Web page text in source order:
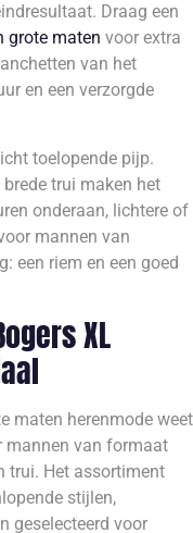
Draag een
grote maten voor extra
van het
en een verzorgde
toelopende pijp.
trui maken het
onderaan, lichtere of
mannen van
een riem en een goed
XL
maten herenmode weet
mannen van formaat
trui. Het assortiment
stijlen,
geselecteerd voor